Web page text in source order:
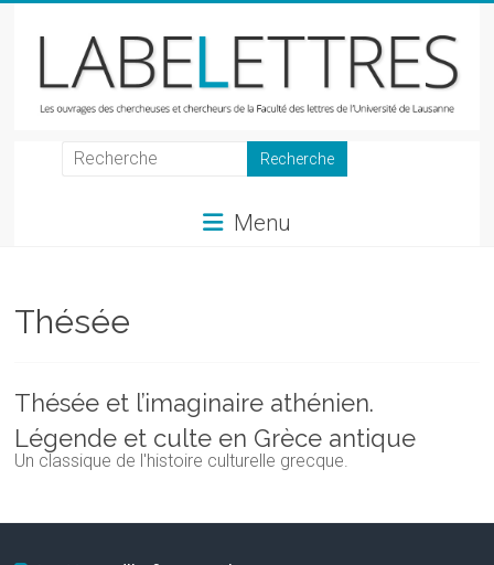
LabeLettres
et
chercheurs
Faculté
des
lettres
Menu
Thésée
Thésée et l’imaginaire athénien.
Légende et culte en Grèce antique
Un classique de l'histoire culturelle grecque.